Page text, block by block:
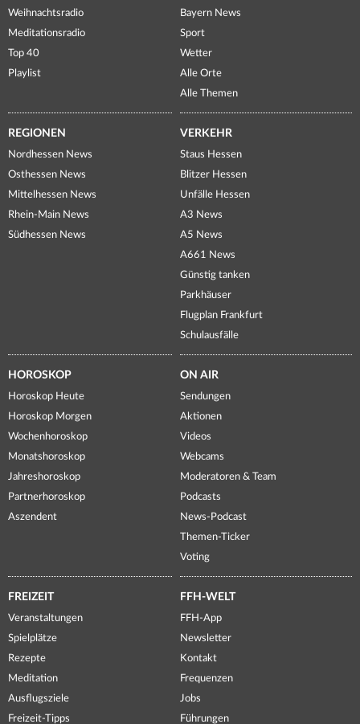
Weihnachtsradio
Meditationsradio
Top 40
Playlist
Bayern News
Sport
Wetter
Alle Orte
Alle Themen
REGIONEN
Nordhessen News
Osthessen News
Mittelhessen News
Rhein-Main News
Südhessen News
VERKEHR
Staus Hessen
Blitzer Hessen
Unfälle Hessen
A3 News
A5 News
A661 News
Günstig tanken
Parkhäuser
Flugplan Frankfurt
Schulausfälle
HOROSKOP
Horoskop Heute
Horoskop Morgen
Wochenhoroskop
Monatshoroskop
Jahreshoroskop
Partnerhoroskop
Aszendent
ON AIR
Sendungen
Aktionen
Videos
Webcams
Moderatoren & Team
Podcasts
News-Podcast
Themen-Ticker
Voting
FREIZEIT
Veranstaltungen
Spielplätze
Rezepte
Meditation
Ausflugsziele
Freizeit-Tipps
FFH-WELT
FFH-App
Newsletter
Kontakt
Frequenzen
Jobs
Führungen